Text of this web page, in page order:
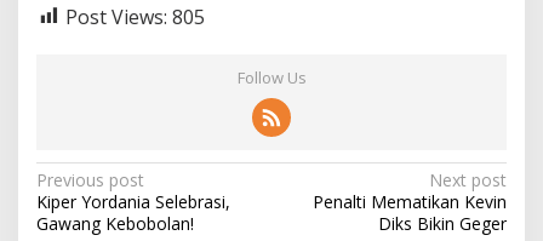
Post Views: 805
Follow Us
Post
navigation
Previous post
Kiper Yordania Selebrasi,
Gawang Kebobolan!
Next post
Penalti Mematikan Kevin
Diks Bikin Geger